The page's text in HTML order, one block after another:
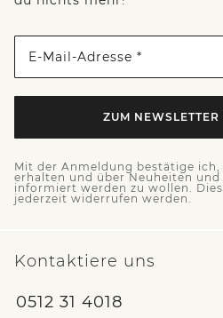
E-Mail-Adresse *
ZUM
Mit der Anmeldung bestätige ich,
erhalten und über Neuheiten
informiert werden zu wollen.
jederzeit widerrufen werden.
Kontaktiere uns
0512 31 4018